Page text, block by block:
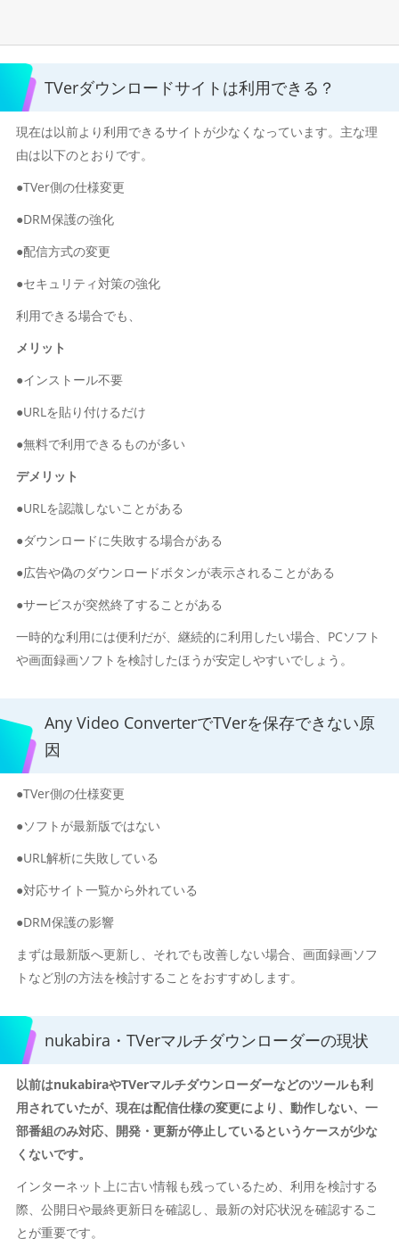
TVerダウンロードサイトは利用できる？
現在は以前より利用できるサイトが少なくなっています。主な理
由は以下のとおりです。
●TVer側の仕様変更
●DRM保護の強化
●配信方式の変更
●セキュリティ対策の強化
利用できる場合でも、
メリット
●インストール不要
●URLを貼り付けるだけ
●無料で利用できるものが多い
デメリット
●URLを認識しないことがある
●ダウンロードに失敗する場合がある
●広告や偽のダウンロードボタンが表示されることがある
●サービスが突然終了することがある
一時的な利用には便利だが、継続的に利用したい場合、PCソフト
や画面録画ソフトを検討したほうが安定しやすいでしょう。
Any Video ConverterでTVerを保存できない原
因
●TVer側の仕様変更
●ソフトが最新版ではない
●URL解析に失敗している
●対応サイト一覧から外れている
●DRM保護の影響
まずは最新版へ更新し、それでも改善しない場合、画面録画ソフ
トなど別の方法を検討することをおすすめします。
nukabira・TVerマルチダウンローダーの現状
以前はnukabiraやTVerマルチダウンローダーなどのツールも利
用されていたが、現在は配信仕様の変更により、動作しない、一
部番組のみ対応、開発・更新が停止しているというケースが少な
くないです。
インターネット上に古い情報も残っているため、利用を検討する
際、公開日や最終更新日を確認し、最新の対応状況を確認するこ
とが重要です。